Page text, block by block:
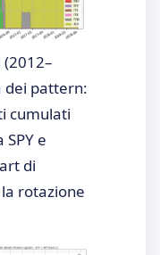
dei pattern:
cumulati
e
di
rotazione